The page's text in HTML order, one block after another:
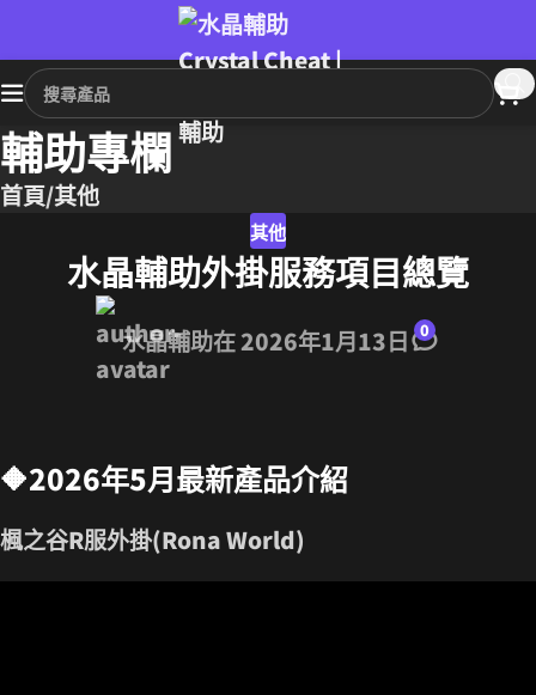
輔助專欄
首頁 其他
其他
水晶輔助外掛服務項目總覽
水晶輔助在 2026年1月13日 0
🔶2026年5月最新產品介紹
楓之谷R服外掛(Rona World)